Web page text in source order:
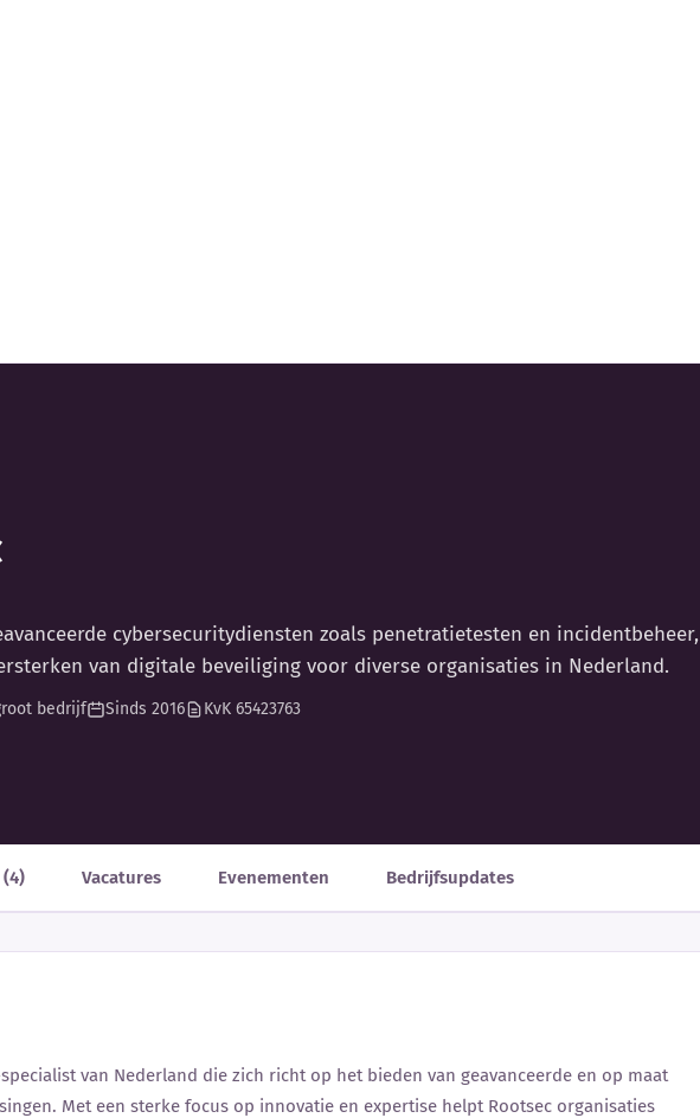
cybersecuritydiensten zoals penetratietesten en incidentbeheer,
van digitale beveiliging voor diverse organisaties in Nederland.
bedrijf Sinds 2016 KvK 65423763
Vacatures Evenementen Bedrijfsupdates
van Nederland die zich richt op het bieden van geavanceerde en op maat
Met een sterke focus op innovatie en expertise helpt Rootsec organisaties